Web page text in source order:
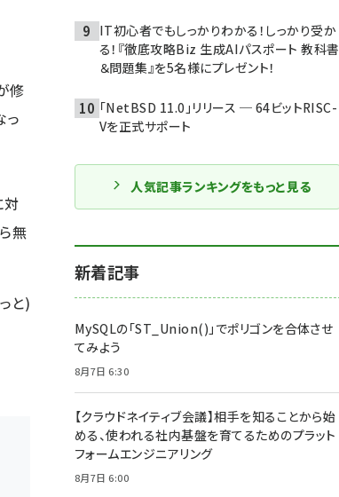
修
っ
対
無
と)
IT初心者でもしっかりわかる！しっかり受か
る！『徹底攻略Biz 生成AIパスポート 教科書
＆問題集』を5名様にプレゼント！
「NetBSD 11.0」リリース ─ 64ビットRISC-
Vを正式サポート
人気記事ランキングをもっと見る
新着記事
MySQLの「ST_Union()」でポリゴンを合体させ
てみよう
8月7日 6:30
【クラウドネイティブ会議】相手を知ることから始
める、使われる社内基盤を育てるためのプラット
フォームエンジニアリング
8月7日 6:00